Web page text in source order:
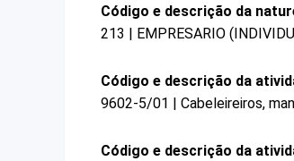
Código e descrição da
213 | EMPRESARIO
Código e descrição da
9602-5/01 | Cabeleireiros,
Código e descrição da